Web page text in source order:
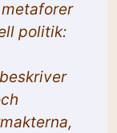
politik: